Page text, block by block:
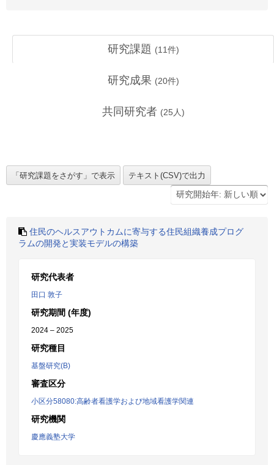
研究課題 (11件)
研究成果 (20件)
共同研究者 (25 人)
住民のヘルスアウトカムに寄与する住民組織養成プログ
ラムの開発と実装モデルの構築
研究代表者
田口 敦子
研究期間 (年度)
2024 – 2025
研究種目
基盤研究(B)
審査区分
小区分58080:高齢者看護学および地域看護学関連
研究機関
慶應義塾大学